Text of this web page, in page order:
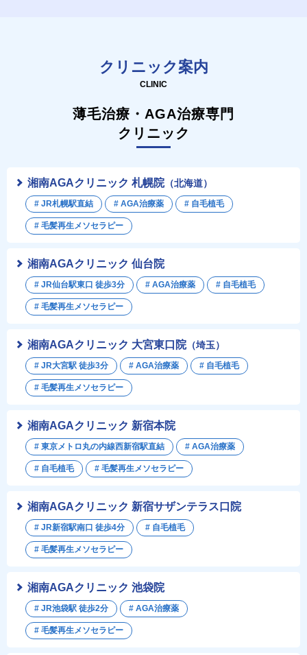
クリニック案内
CLINIC
薄毛治療・AGA治療専門
クリニック
湘南AGAクリニック 新宿本院
# 東京メトロ丸の内線西新宿駅直結 # AGA治療薬
# 自毛植毛 # 毛髪再生メソセラピー
湘南AGAクリニック 新宿サザンテラス口院
# JR新宿駅南口 徒歩4分 # 自毛植毛
# 毛髪再生メソセラピー
湘南AGAクリニック 札幌院（北海道）
# JR札幌駅直結 # AGA治療薬 # 自毛植毛
# 毛髪再生メソセラピー
湘南AGAクリニック 仙台院
# JR仙台駅東口 徒歩3分 # AGA治療薬 # 自毛植毛
# 毛髪再生メソセラピー
湘南AGAクリニック 池袋院
# JR池袋駅 徒歩2分 # AGA治療薬
# 毛髪再生メソセラピー
湘南AGAクリニック 大宮東口院（埼玉）
# JR大宮駅 徒歩3分 # AGA治療薬 # 自毛植毛
# 毛髪再生メソセラピー